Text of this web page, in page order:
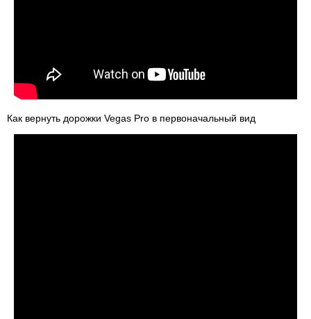
Как вернуть дорожки Vegas Pro в первоначальный вид